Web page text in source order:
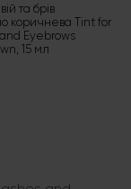
та брів
коричнева Tint for
Eyebrows
15 мл